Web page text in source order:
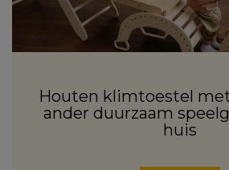
Houten klimtoestel
ander duurzaam
huis